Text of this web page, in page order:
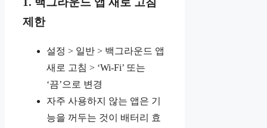
제한
설정 > 일반 > 백그라운드 앱
새로 고침 > ‘Wi-Fi’ 또는
‘끔’으로 변경
자주 사용하지 않는 앱은 기
능을 꺼두는 것이 배터리 효